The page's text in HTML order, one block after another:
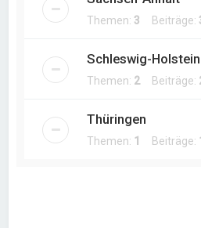
Themen: 3 Beiträge:
Schleswig-Holstein
Themen: 2Beiträge:
Thüringen
Themen: 1 Beiträge: